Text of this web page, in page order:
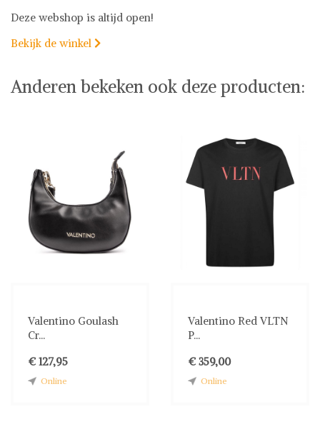
Deze webshop is altijd open!
Bekijk de winkel 
Anderen bekeken ook deze producten:
Valentino Goulash
Cr...
€ 127,95
Online
Valentino Red VLTN
P...
€ 359,00
Online